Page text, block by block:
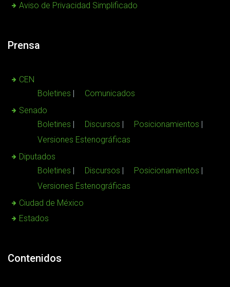
Aviso de Privacidad Simplificado
Prensa
CEN
Boletines
Comunicados
Senado
Boletines
Discursos
Posicionamientos
Versiones Estenográficas
Diputados
Boletines
Discursos
Posicionamientos
Versiones Estenográficas
Ciudad de México
Estados
Contenidos